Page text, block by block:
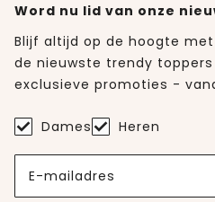
Word nu lid van onze
Blijf altijd op de hoogte
de nieuwste trendy
exclusieve promoties -
Dames Heren
E-mailadres